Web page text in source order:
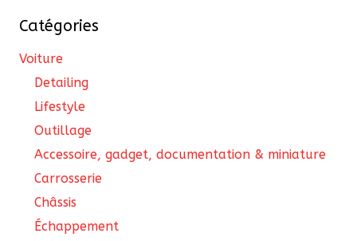
Catégories
Voiture
Detailing
Lifestyle
Outillage
Accessoire, gadget, documentation & miniature
Carrosserie
Châssis
Échappement